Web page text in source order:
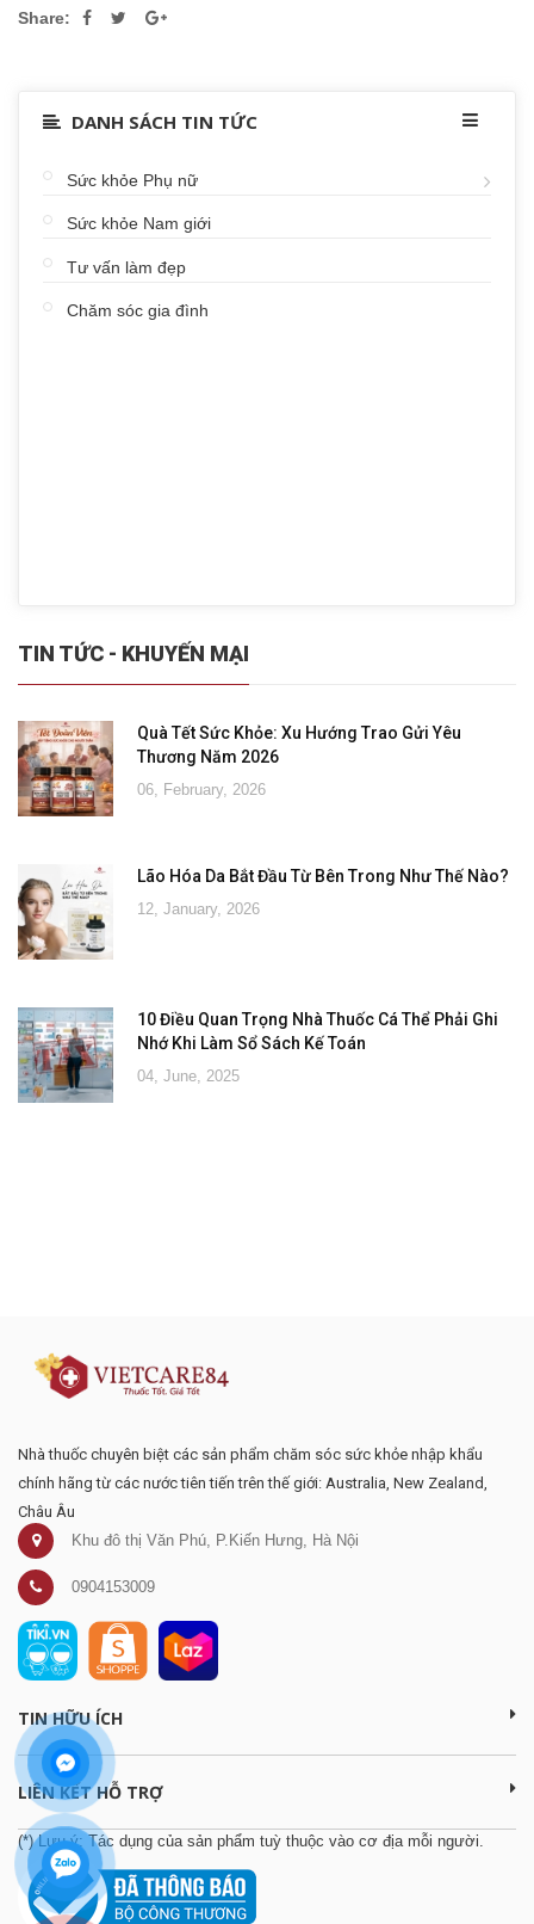
Share:
DANH SÁCH TIN TỨC
Sức khỏe Phụ nữ
Sức khỏe Nam giới
Tư vấn làm đẹp
Chăm sóc gia đình
TIN TỨC - KHUYẾN MẠI
Quà Tết Sức Khỏe: Xu Hướng Trao Gửi Yêu
Thương Năm 2026
06, February, 2026
Lão Hóa Da Bắt Đầu Từ Bên Trong Như Thế Nào?
12, January, 2026
10 Điều Quan Trọng Nhà Thuốc Cá Thể Phải Ghi
Nhớ Khi Làm Sổ Sách Kế Toán
04, June, 2025
Nhà thuốc chuyên biệt các sản phẩm chăm sóc sức khỏe nhập khẩu
chính hãng từ các nước tiên tiến trên thế giới: Australia, New Zealand,
Châu Âu
Khu đô thị Văn Phú, P.Kiến Hưng, Hà Nội
0904153009
TIN HỮU ÍCH
LIÊN KẾT HỖ TRỢ
(*) Lưu ý: Tác dụng của sản phẩm tuỳ thuộc vào cơ địa mỗi người.